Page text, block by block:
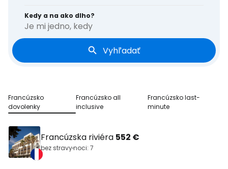
Kedy a na ako dlho?
Je mi jedno, kedy
Vyhľadať
Francúzsko
dovolenky
Francúzsko all
inclusive
Francúzsko last-
minute
Francúzska riviéra 552 €
bez stravynoci: 7
Pokračovať na Facebooku
Pokračovať s e-mailom